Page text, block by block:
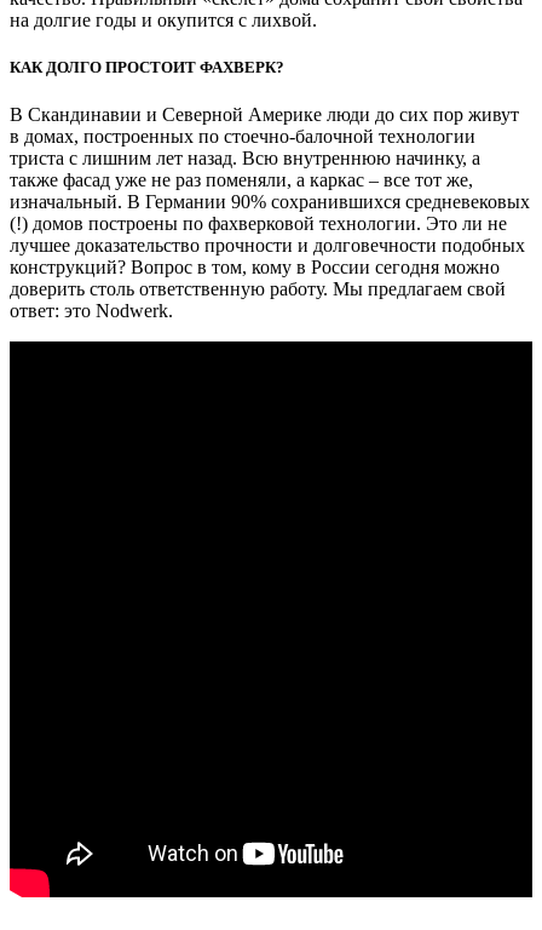
на долгие годы и окупится с лихвой.
КАК ДОЛГО ПРОСТОИТ ФАХВЕРК?
В Скандинавии и Северной Америке люди до сих пор живут
в домах, построенных по стоечно-балочной технологии
триста с лишним лет назад. Всю внутреннюю начинку, а
также фасад уже не раз поменяли, а каркас – все тот же,
изначальный. В Германии 90% сохранившихся средневековых
(!) домов построены по фахверковой технологии. Это ли не
лучшее доказательство прочности и долговечности подобных
конструкций? Вопрос в том, кому в России сегодня можно
доверить столь ответственную работу. Мы предлагаем свой
ответ: это Nodwerk.